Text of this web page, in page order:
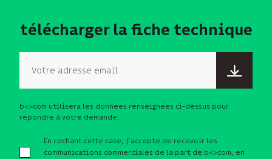
télécharger la fiche technique
b<>com utilisera les données renseignées ci-dessus pour
répondre à votre demande.
En cochant cette case, j’accepte de recevoir les
communications commerciales de la part de b<>com, en